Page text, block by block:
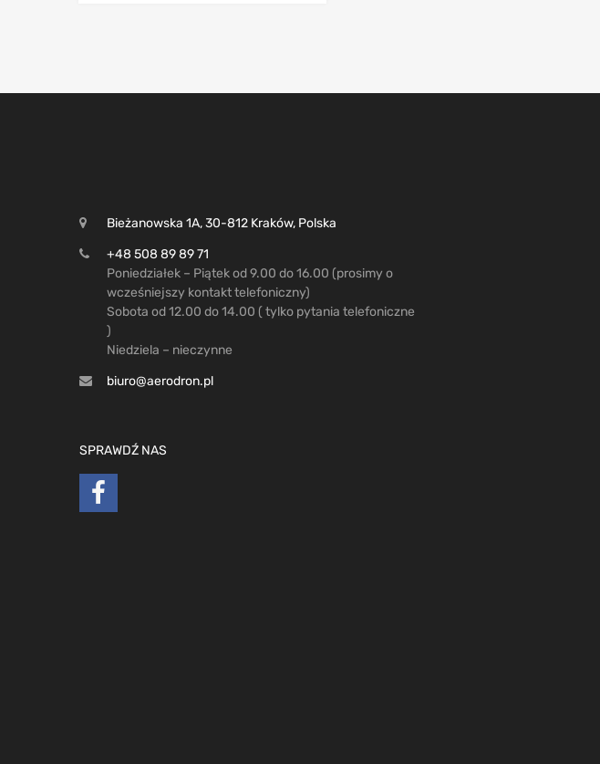
Bieżanowska 1A, 30-812 Kraków, Polska
+48 508 89 89 71
Poniedziałek – Piątek od 9.00 do 16.00 (prosimy o
wcześniejszy kontakt telefoniczny)
Sobota od 12.00 do 14.00 ( tylko pytania telefoniczne
)
Niedziela – nieczynne
biuro@aerodron.pl
SPRAWDŹ NAS